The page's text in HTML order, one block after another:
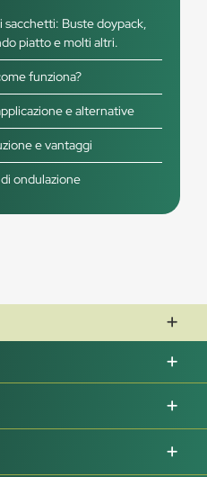
Buste doypack,
piatto e molti altri.
funziona?
e alternative
e vantaggi
ondulazione